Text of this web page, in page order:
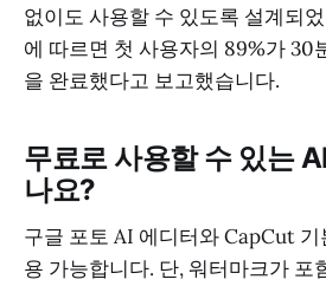
없이도 사용할 수 있도록 설계되
에 따르면 첫 사용자의 89%가 30
을 완료했다고 보고했습니다.
무료로 사용할 수 있는
나요?
구글 포토 AI 에디터와 CapCut 기
용 가능합니다. 단, 워터마크가 포